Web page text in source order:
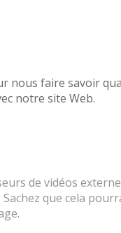
faire savoir
notre site Web.
de vidéos
que cela